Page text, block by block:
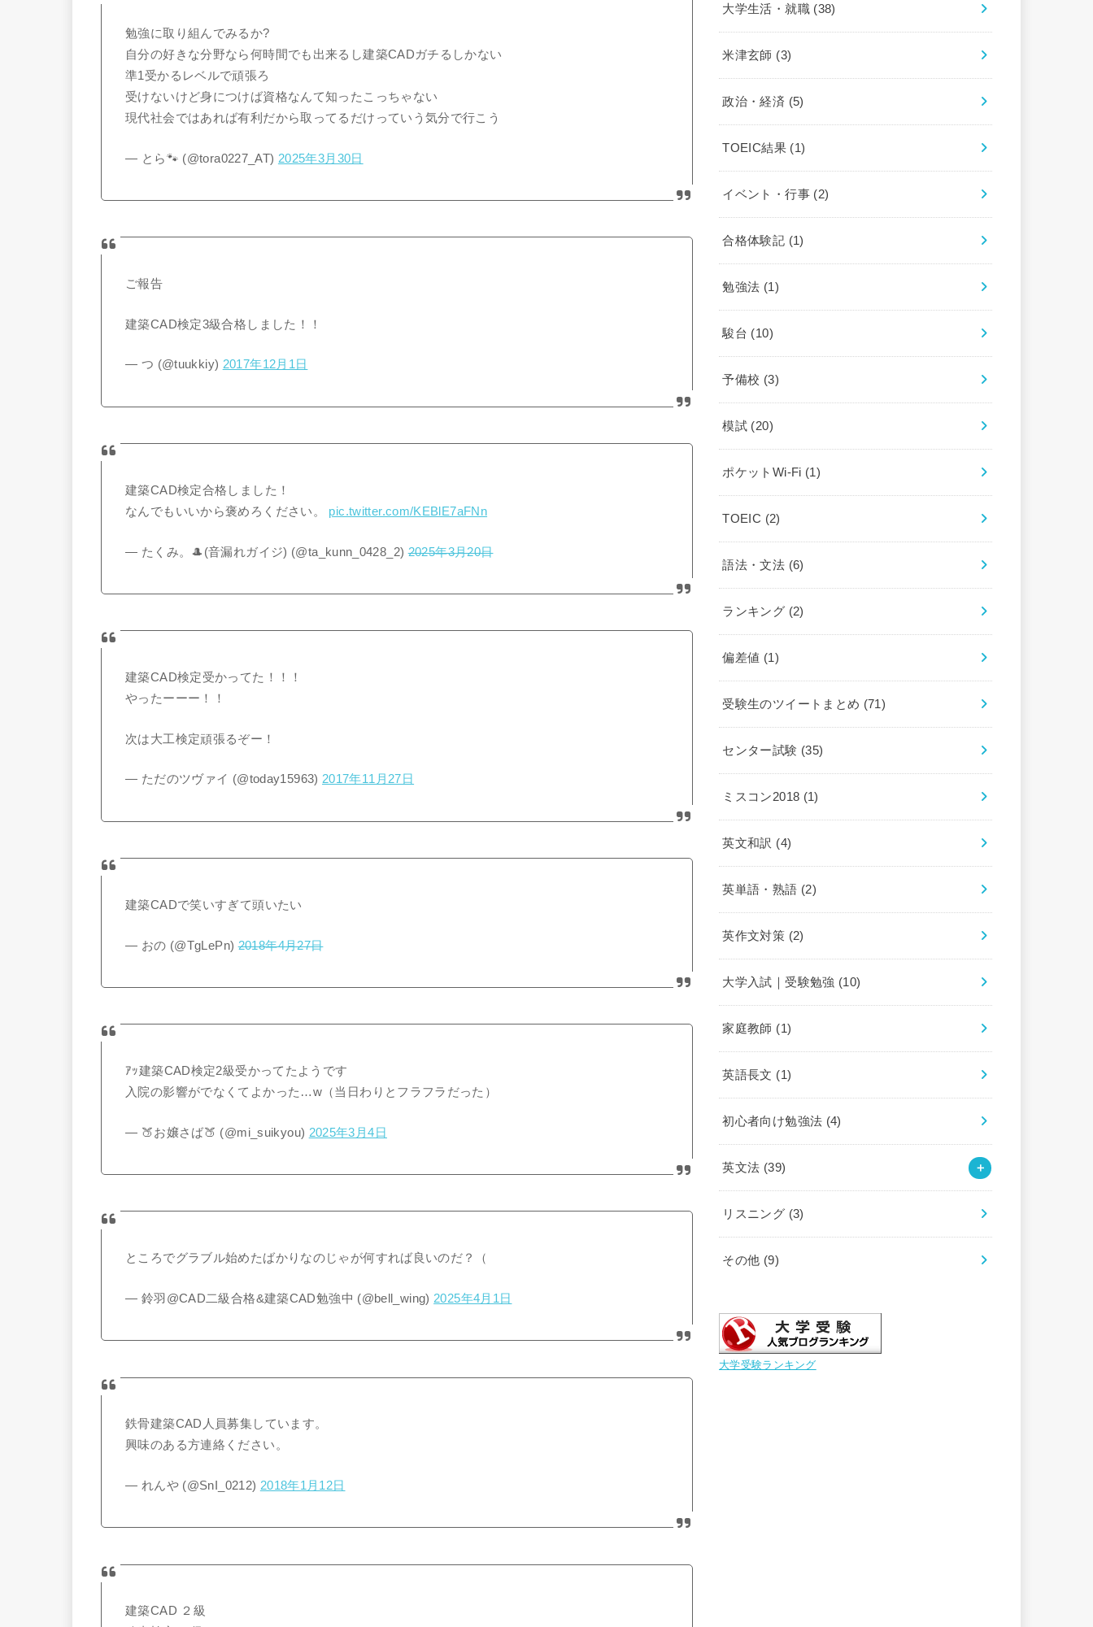
勉強に取り組んでみるか?
自分の好きな分野なら何時間でも出来るし建築CADガチるしかない
準1受かるレベルで頑張ろ
受けないけど身につけば資格なんて知ったこっちゃない
現代社会ではあれば有利だから取ってるだけっていう気分で行こう
— とら🐾 (@tora0227_AT) 2025年3月30日
ご報告
建築CAD検定3級合格しました！！
— つ (@tuukkiy) 2017年12月1日
建築CAD検定合格しました！
なんでもいいから褒めろください。 pic.twitter.com/KEBlE7aFNn
— たくみ。🎩(音漏れガイジ) (@ta_kunn_0428_2)2025年3月20日
建築CAD検定受かってた！！！
やったーーー！！
次は大工検定頑張るぞー！
— ただのツヴァイ (@today15963)2017年11月27日
建築CADで笑いすぎて頭いたい
— おの (@TgLePn)2018年4月27日
ｱｯ建築CAD検定2級受かってたようです
入院の影響がでなくてよかった…w（当日わりとフラフラだった）
— 🍑お嬢さば🍑 (@mi_suikyou) 2025年3月4日
ところでグラブル始めたばかりなのじゃが何すれば良いのだ？（
— 鈴羽@CAD二級合格&建築CAD勉強中 (@bell_wing) 2025年4月1日
鉄骨建築CAD人員募集しています。
興味のある方連絡ください。
— れんや (@SnI_0212) 2018年1月12日
建築CAD ２級
大学生活・就職 (38)
米津玄師 (3)
政治・経済 (5)
TOEIC結果 (1)
イベント・行事 (2)
合格体験記 (1)
勉強法 (1)
駿台 (10)
予備校 (3)
模試 (20)
ポケットWi-Fi (1)
TOEIC (2)
語法・文法 (6)
ランキング (2)
偏差値 (1)
受験生のツイートまとめ (71)
センター試験 (35)
ミスコン2018 (1)
英文和訳 (4)
英単語・熟語 (2)
英作文対策 (2)
大学入試｜受験勉強 (10)
家庭教師 (1)
英語長文 (1)
初心者向け勉強法 (4)
英文法 (39)
リスニング (3)
その他 (9)
大学受験ランキング